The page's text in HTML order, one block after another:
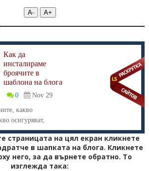
А- А+
Как да
инсталираме
броячите в
шаблона на блога
0
Nov 29
какво
осигуряват,
страницата на цял екран кликнете
в шапката на блога. Кликнете
него, за да върнете обратно. То
изглежда така: